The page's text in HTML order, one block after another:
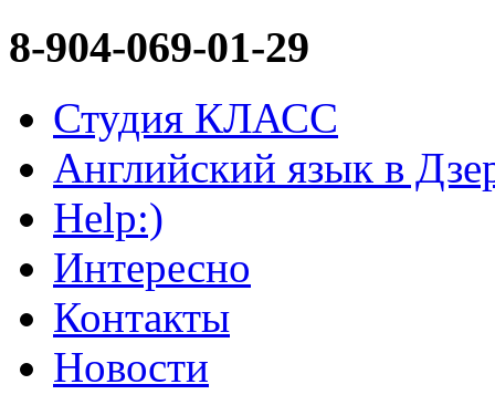
8-904-069-01-29
Студия КЛАСС
Английский язык в
Help:)
Интересно
Контакты
Новоcти